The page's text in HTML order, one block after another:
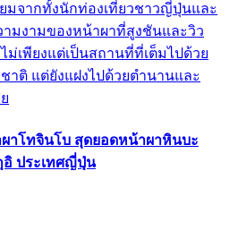
มจากทั้งนักท่องเที่ยวชาวญี่ปุ่นและ
ามงามของหน้าผาที่สูงชันและวิว
เพียงแต่เป็นสถานที่ที่เต็มไปด้วย
าติ แต่ยังแฝงไปด้วยตำนานและ
ผาโทจินโบ สุดยอดหน้าผาหินบะ
ประเทศญี่ปุ่น